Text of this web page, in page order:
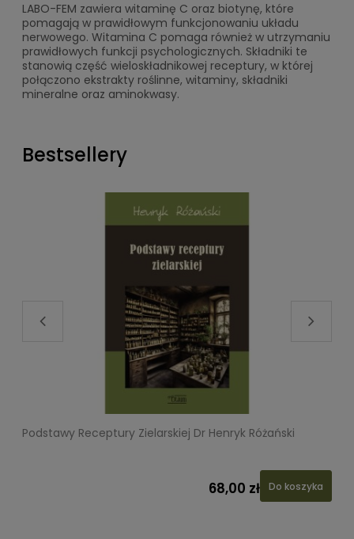
LABO-FEM zawiera witaminę C oraz biotynę, które
pomagają w prawidłowym funkcjonowaniu układu
nerwowego. Witamina C pomaga również w utrzymaniu
prawidłowych funkcji psychologicznych. Składniki te
stanowią część wieloskładnikowej receptury, w której
połączono ekstrakty roślinne, witaminy, składniki
mineralne oraz aminokwasy.
Bestsellery
Podstawy Receptury Zielarskiej Dr Henryk Różański
68,00 zł Do koszyka